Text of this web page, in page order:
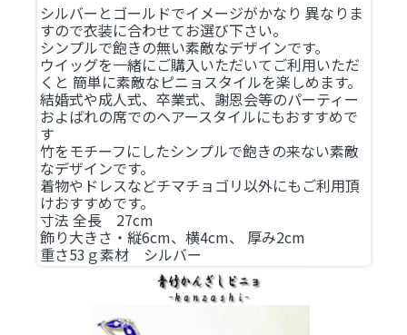
シルバーとゴールドでイメージがかなり 異なりま
すので衣装に合わせてお選び下さい。
シンプルで飽きの無い素敵なデザインです。
ウイッグを一緒にご購入いただいてご利用いただ
くと 簡単に素敵なピニョスタイルを楽しめます。
結婚式や成人式、卒業式、謝恩会等のパーティー
およばれの席でのヘアースタイルにもおすすめで
す
竹をモチーフにしたシンプルで飽きの来ない素敵
なデザインです。
着物やドレスなどチマチョゴリ以外にもご利用頂
けおすすめです。
寸法 全長 27cm
飾り大きさ・縦6cm、横4cm、 厚み2cm
重さ53ｇ素材 シルバー